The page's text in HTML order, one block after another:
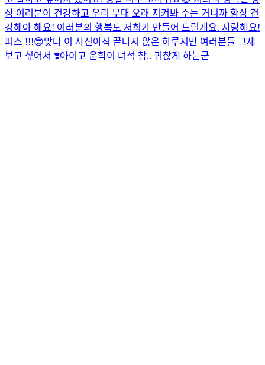
상 여러분이 건강하고 우리 무대 오래 지켜봐 주는 거니까 항상 건
강해야 해요! 여러분의 행복도 저희가 만들어 드릴게요. 사랑해요!
피스 !!!😎맞다 이 사진아직 끝나지 않은 하루지만 여러분들 그새
보고 싶어서 ❣️아이고 운학이 녀석 참.. 귀찮게 하는군